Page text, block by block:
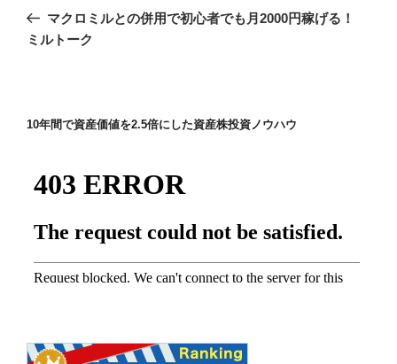
ナ
シ
ン
の
投
マクロミルとの併用で初心者でも月2000円稼げる！
ミルトーク
10年間で資産価値を2.5倍にした資産株投資ノウハウ